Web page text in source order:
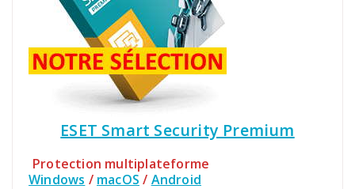
ESET Smart Security Premium
Protection multiplateforme
Windows / macOS / Android